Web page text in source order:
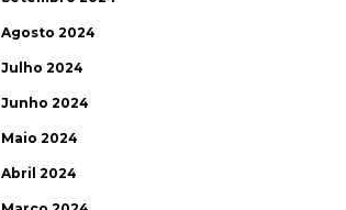
Agosto 2024
Julho 2024
Junho 2024
Maio 2024
Abril 2024